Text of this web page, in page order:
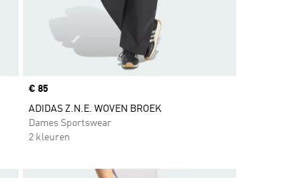
Price
€ 85
ADIDAS Z.N.E. WOVEN BROEK
Dames Sportswear
2 kleuren